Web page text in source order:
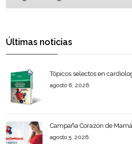
Últimas noticias
Tópicos selectos en
agosto 6, 2026
Campaña Corazón de
agosto 5, 2026